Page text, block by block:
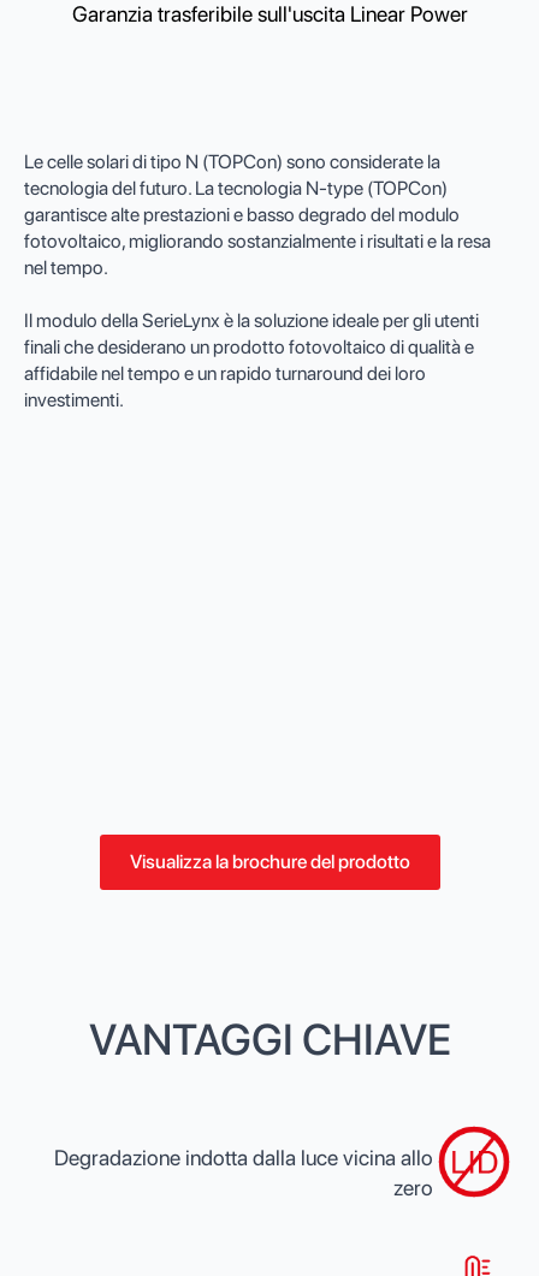
Garanzia trasferibile sull'uscita Linear Power
Le celle solari di tipo N (TOPCon) sono considerate la
tecnologia del futuro. La tecnologia N-type (TOPCon)
garantisce alte prestazioni e basso degrado del modulo
fotovoltaico, migliorando sostanzialmente i risultati e la resa
nel tempo.
Il modulo della SerieLynx è la soluzione ideale per gli utenti
finali che desiderano un prodotto fotovoltaico di qualità e
affidabile nel tempo e un rapido turnaround dei loro
investimenti.
Visualizza la brochure del prodotto
VANTAGGI CHIAVE
Degradazione indotta dalla luce vicina allo
zero